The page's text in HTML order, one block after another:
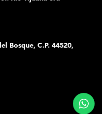
Bosque, C.P. 44520,